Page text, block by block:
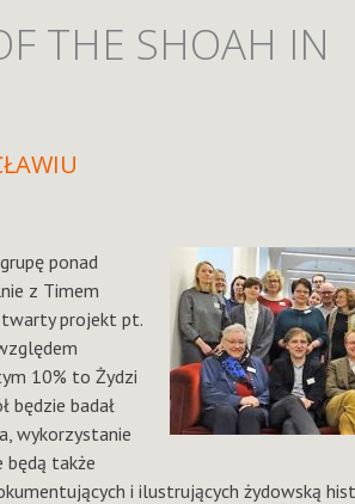
THE SHOAH IN
ponad
z Timem
projekt pt.
10% to Żydzi
będzie badał
wykorzystanie
będą także
i ilustrujących żydowską